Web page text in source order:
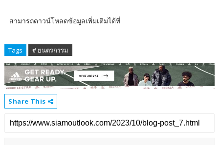
สามารถดาวน์โหลดข้อมูลเพิ่มเติมได้ที่
Tags # ยนตรกรรม
Share This